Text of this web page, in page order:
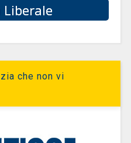
che non vi